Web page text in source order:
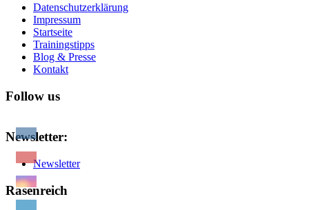
Datenschutzerklärung
Impressum
Startseite
Trainingstipps
Blog & Presse
Kontakt
Follow us
Newsletter:
Newsletter
Rasenreich